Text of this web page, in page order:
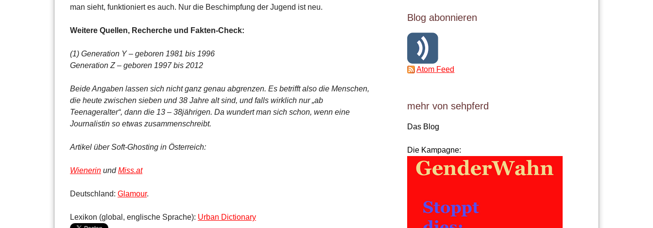
man sieht, funktioniert es auch. Nur die Beschimpfung der Jugend ist neu.
Weitere Quellen, Recherche und Fakten-Check:
(1) Generation Y – geboren 1981 bis 1996
Generation Z – geboren 1997 bis 2012
Beide Angaben lassen sich nicht ganz genau abgrenzen. Es betrifft also die Menschen,
die heute zwischen sieben und 38 Jahre alt sind, und falls wirklich nur „ab
Teenageralter“, dann die 13 – 38jährigen. Da wundert man sich schon, wenn eine
Journalistin so etwas zusammenschreibt.
Artikel über Soft-Ghosting in Österreich:
Wienerin undMiss.at
Deutschland: Glamour.
Lexikon (global, englische Sprache): Urban Dictionary
Blog abonnieren
Atom Feed
mehr von sehpferd
Das Blog
Die Kampagne: